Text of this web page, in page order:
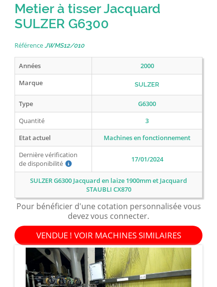
Metier à tisser Jacquard
SULZER G6300
Référence JWMS12/010
Années
2000
Marque
SULZER
Type
G6300
Quantité
3
Etat actuel
Machines en fonctionnement
Dernière vérification
de disponibilité
17/01/2024
SULZER G6300 Jacquard en laize 1900mm et Jacquard
STAUBLI CX870
Pour bénéficier d'une cotation personnalisée vous
devez vous connecter.
VENDUE ! VOIR MACHINES SIMILAIRES